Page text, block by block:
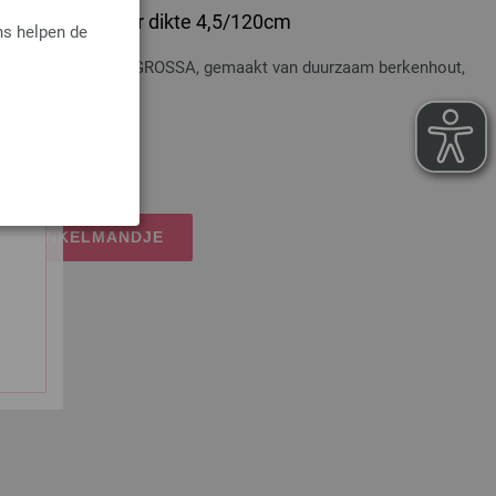
helpen de
Hout Multicolor dikte 4,5/120cm
Multicolor LANA GROSSA, gemaakt van duurzaam berkenhout,
WINKELMANDJE